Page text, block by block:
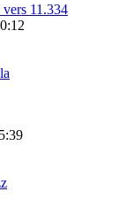
11.334